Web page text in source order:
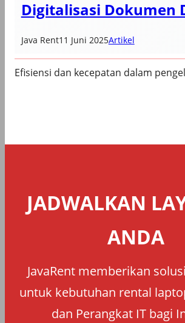
Digitalisasi Dokumen
Java Rent11 Juni 2025Artikel
Efisiensi dan kecepatan dalam
JADWALKAN
ANDA
JavaRent memberikan
untuk kebutuhan rental
dan Perangkat IT bagi